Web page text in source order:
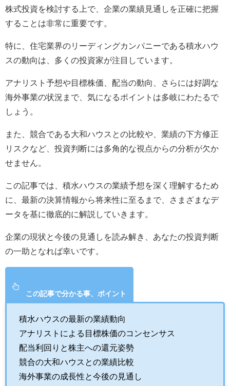
株式投資を検討する上で、企業の業績見通しを正確に把握
することは非常に重要です。
特に、住宅業界のリーディングカンパニーである積水ハウ
スの動向は、多くの投資家が注目しています。
アナリスト予想や目標株価、配当の動向、さらには好調な
海外事業の状況まで、気になるポイントは多岐にわたるで
しょう。
また、競合である大和ハウスとの比較や、業績の下方修正
リスクなど、投資判断には多角的な視点からの分析が欠か
せません。
この記事では、積水ハウスの業績予想を深く理解するため
に、最新の決算情報から将来性に至るまで、さまざまなデ
ータを基に徹底的に解説していきます。
企業の現状と今後の見通しを読み解き、あなたの投資判断
の一助となれば幸いです。
この記事で分かる事、ポイント
積水ハウスの最新の業績動向
アナリストによる目標株価のコンセンサス
配当利回りと株主への還元姿勢
競合の大和ハウスとの業績比較
海外事業の成長性と今後の見通し